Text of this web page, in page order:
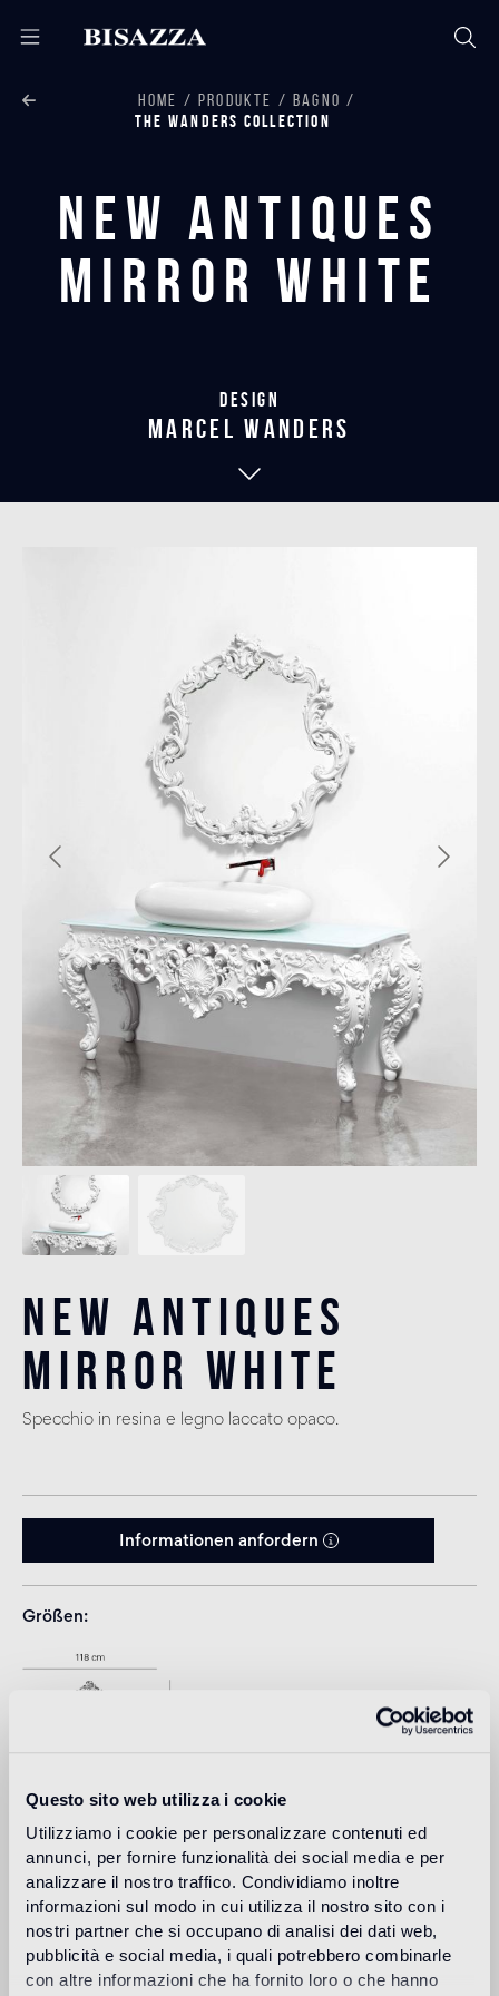
Questo sito web utilizza i cookie
Utilizziamo i cookie per personalizzare contenuti ed
annunci, per fornire funzionalità dei social media e per
analizzare il nostro traffico. Condividiamo inoltre
informazioni sul modo in cui utilizza il nostro sito con i
nostri partner che si occupano di analisi dei dati web,
pubblicità e social media, i quali potrebbero combinarle
con altre informazioni che ha fornito loro o che hanno
HOME PRODUKTE
BAGNO
THE WANDERS COLLECTION
New Antiques
Mirror White
Design
marcel wanders
New Antiques
Mirror White
Specchio in resina e legno laccato opaco.
Informationen anfordern
Größen
Download